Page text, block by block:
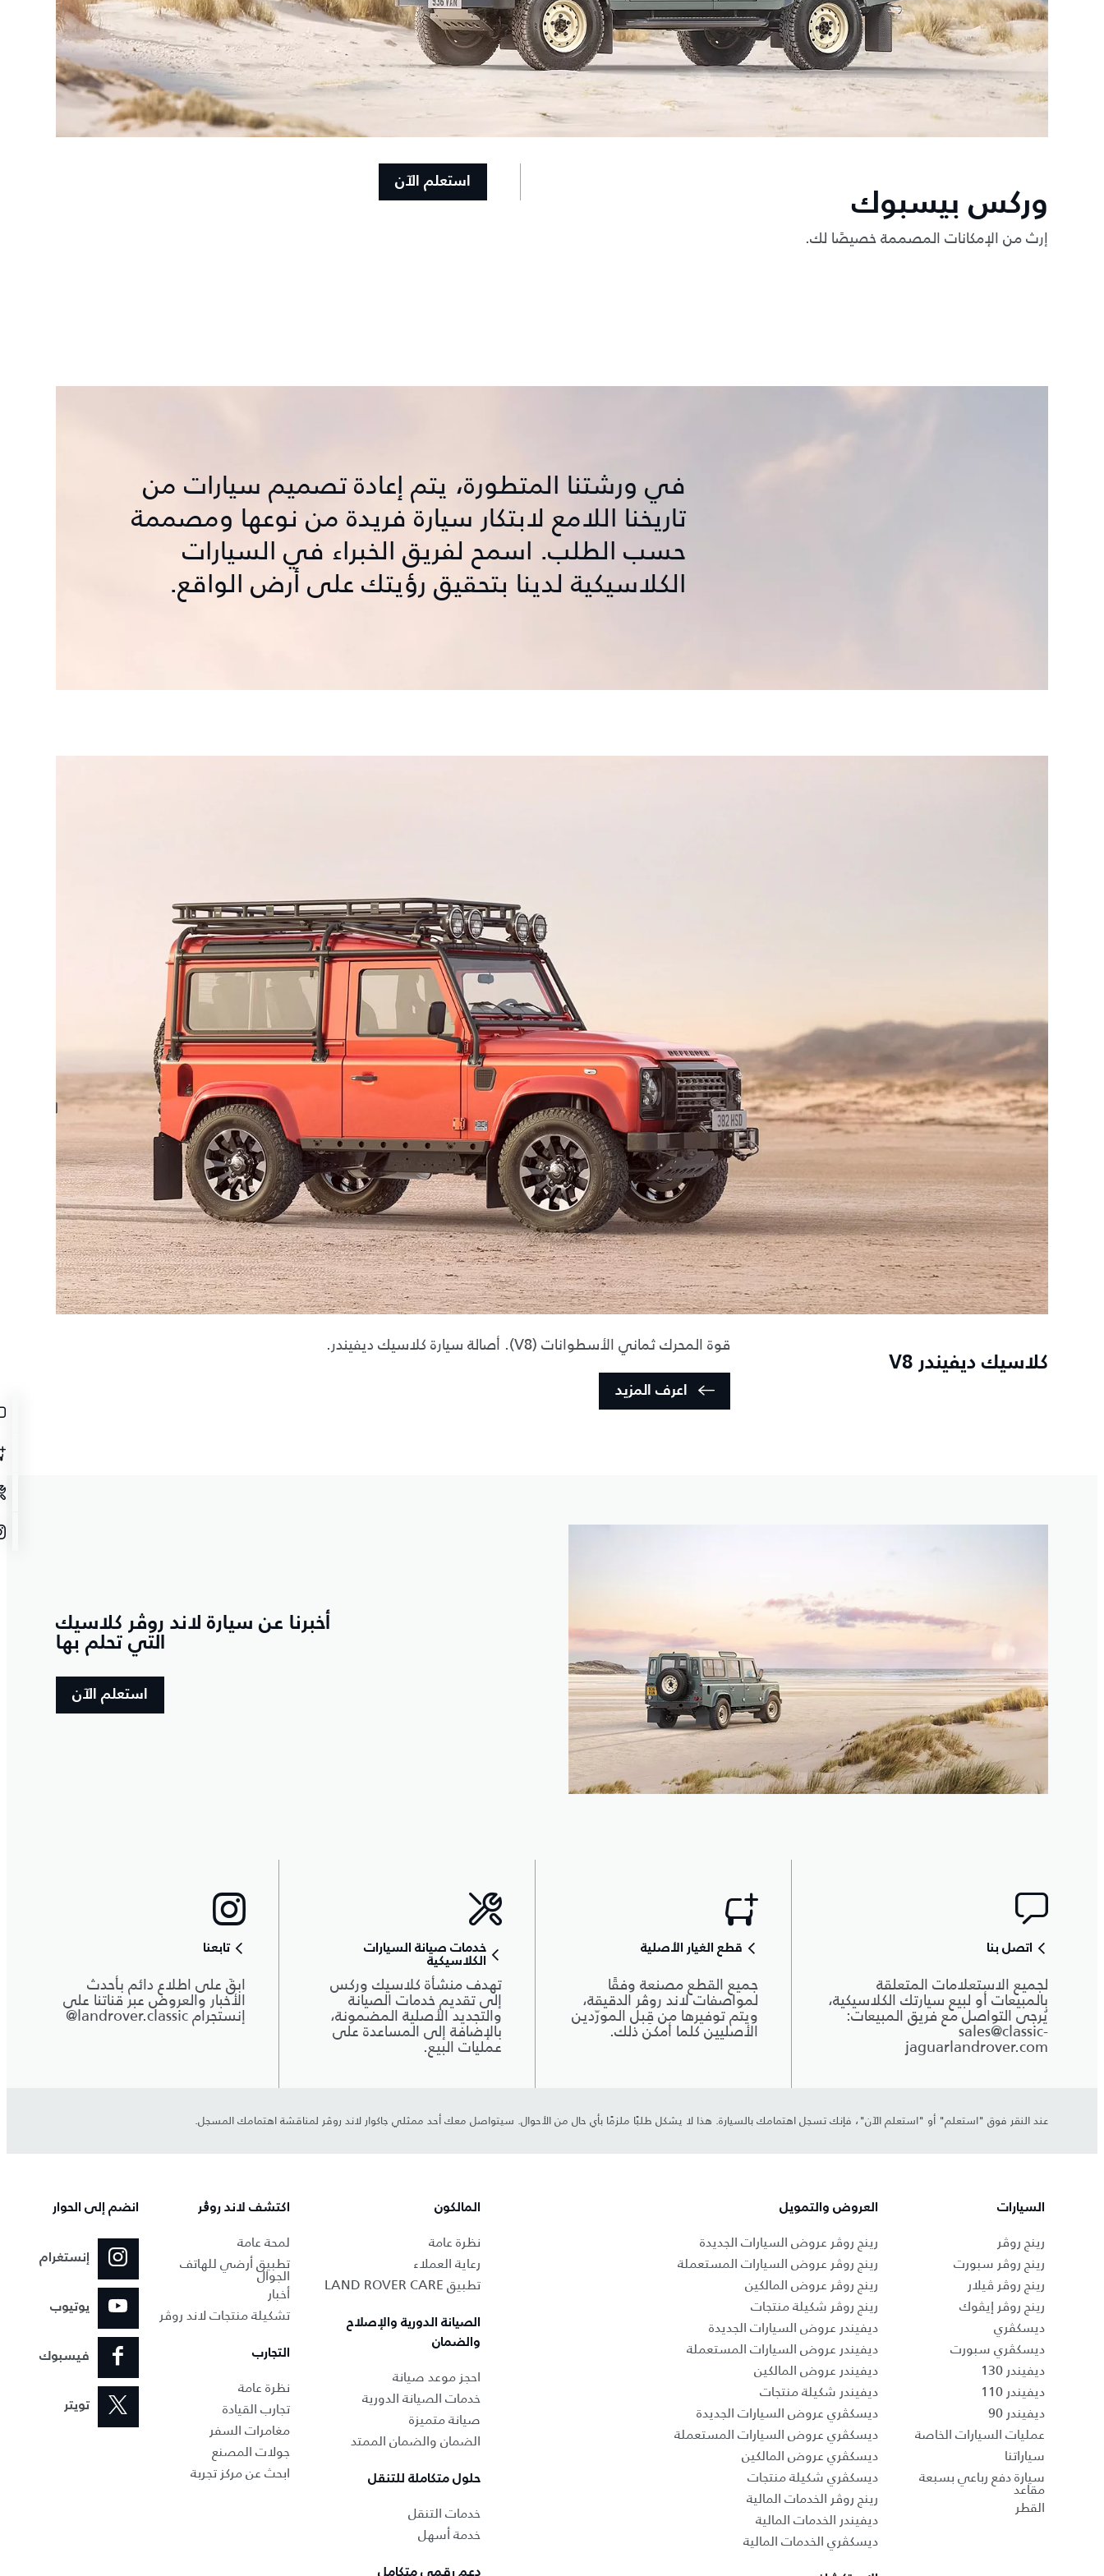
وركس بيسبوك
إرث من الإمكانات المصممة خصيصًا لك.
استعلم الآن
في ورشتنا المتطورة، يتم إعادة تصميم سيارات من
تاريخنا اللامع لابتكار سيارة فريدة من نوعها ومصممة
حسب الطلب. اسمح لفريق الخبراء في السيارات
الكلاسيكية لدينا بتحقيق رؤيتك على أرض الواقع.
كلاسيك ديفيندر V8
قوة المحرك ثماني الأسطوانات (V8). أصالة سيارة كلاسيك ديفيندر.
اعرف المزيد
أخبرنا عن سيارة لاند روڤر كلاسيك
التي تحلم بها
استعلم الآن
اتصل بنا
لجميع الاستعلامات المتعلقة
بالمبيعات أو لبيع سيارتك الكلاسيكية،
يُرجى التواصل مع فريق المبيعات:
sales@classic-
jaguarlandrover.com
قطع الغيار الأصلية
جميع القطع مصنعة وفقًا
لمواصفات لاند روڤر الدقيقة،
ويتم توفيرها من قِبل المورّدين
الأصليين كلما أمكن ذلك.
خدمات صيانة السيارات
الكلاسيكية
تهدف منشأة كلاسيك وركس
إلى تقديم خدمات الصيانة
والتجديد الأصلية المضمونة،
بالإضافة إلى المساعدة على
عمليات البيع.
تابعنا
ابقَ على اطلاع دائم بأحدث
الأخبار والعروض عبر قناتنا على
إنستجرام ‎@landrover.classic
عند النقر فوق "استعلم" أو "استعلم الآن"، فإنك تسجل اهتمامك بالسيارة. هذا لا يشكل طلبًا ملزمًا بأي حال من الأحوال. سيتواصل معك أحد ممثلي جاكوار لاند روڤر لمناقشة اهتمامك المسجل.
السيارات
رينج روڤر
رينج روڤر سبورت
رينج روڤر ڤيلار
رينج روڤر إيڤوك
ديسكڤري
ديسكڤري سبورت
ديفيندر 130
ديفيندر 110
ديفيندر 90
عمليات السيارات الخاصة
سياراتنا
سيارة دفع رباعي بسبعة
مقاعد
القطر
العروض والتمويل
رينج روڤر عروض السيارات الجديدة
رينج روڤر عروض السيارات المستعملة
رينج روڤر عروض المالكين
رينج روڤر شكيلة منتجات
ديفيندر عروض السيارات الجديدة
ديفيندر عروض السيارات المستعملة
ديفيندر عروض المالكين
ديفيندر شكيلة منتجات
ديسكڤري عروض السيارات الجديدة
ديسكڤري عروض السيارات المستعملة
ديسكڤري عروض المالكين
ديسكڤري شكيلة منتجات
رينج روڤر الخدمات المالية
ديفيندر الخدمات المالية
ديسكڤري الخدمات المالية
المالكون
نظرة عامة
رعاية العملاء
تطبيق LAND ROVER CARE
الصيانة الدورية والإصلاح
والضمان
احجز موعد صيانة
خدمات الصيانة الدورية
صيانة متميزة
الضمان والضمان الممتد
حلول متكاملة للتنقل
خدمات التنقل
خدمة أسهل
دعم رقمي متكامل
اكتشف لاند روڨر
لمحة عامة
تطبيق أرضي للهاتف
الجوال
أخبار
تشكيلة منتجات لاند روڤر
التجارب
نظرة عامة
تجارب القيادة
مغامرات السفر
جولات المصنع
ابحث عن مركز تجربة
انضم إلى الحوار
إنستغرام
يوتيوب
فيسبوك
تويتر